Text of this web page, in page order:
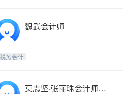
魏武会计师
税务会计
莫志坚‧张丽珠会计师事